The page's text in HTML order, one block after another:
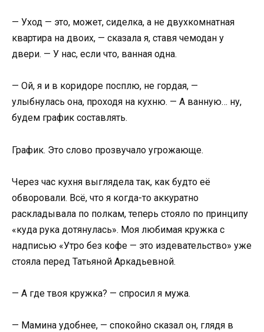
— Уход — это, может, сиделка, а не двухкомнатная
квартира на двоих, — сказала я, ставя чемодан у
двери. — У нас, если что, ванная одна.
— Ой, я и в коридоре посплю, не гордая, —
улыбнулась она, проходя на кухню. — А ванную… ну,
будем график составлять.
График. Это слово прозвучало угрожающе.
Через час кухня выглядела так, как будто её
обворовали. Всё, что я когда-то аккуратно
раскладывала по полкам, теперь стояло по принципу
«куда рука дотянулась». Моя любимая кружка с
надписью «Утро без кофе — это издевательство» уже
стояла перед Татьяной Аркадьевной.
— А где твоя кружка? — спросил я мужа.
— Мамина удобнее, — спокойно сказал он, глядя в